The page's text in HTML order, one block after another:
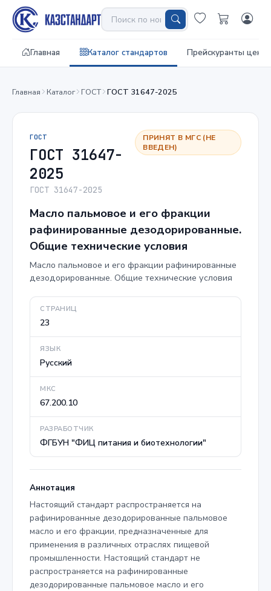
Главная Каталог стандартов Прейскуранты цен
Главная Каталог ГОСТ ГОСТ 31647-2025
ГОСТ
ГОСТ 31647-
2025
ГОСТ 31647-2025
ПРИНЯТ В МГС (НЕ
ВВЕДЕН)
Масло пальмовое и его фракции
рафинированные дезодорированные.
Общие технические условия
Масло пальмовое и его фракции рафинированные
дезодорированные. Общие технические условия
СТРАНИЦ
23
ЯЗЫК
Русский
МКС
67.200.10
РАЗРАБОТЧИК
ФГБУН "ФИЦ питания и биотехнологии"
Аннотация
Настоящий стандарт распространяется на
рафинированные дезодорированные пальмовое
масло и его фракции, предназначенные для
применения в различных отраслях пищевой
промышленности. Настоящий стандарт не
распространяется на рафинированные
дезодорированные пальмовое масло и его